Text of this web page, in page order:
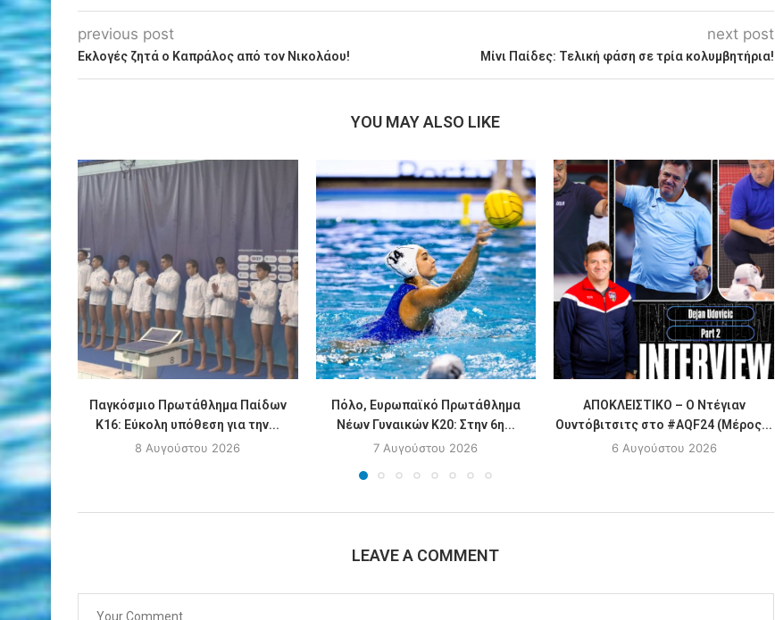
previous post
Εκλογές ζητά ο Καπράλος από τον Νικολάου!
next post
Μίνι Παίδες: Τελική φάση σε τρία κολυμβητήρια!
YOU MAY ALSO LIKE
Παγκόσμιο Πρωτάθλημα Παίδων
Κ16: Εύκολη υπόθεση για την...
8 Αυγούστου 2026
Πόλο, Ευρωπαϊκό Πρωτάθλημα
Νέων Γυναικών Κ20: Στην 6η...
7 Αυγούστου 2026
ΑΠΟΚΛΕΙΣΤΙΚΟ – Ο Ντέγιαν
Ουντόβιτσιτς στο #AQF24 (Μέρος...
6 Αυγούστου 2026
LEAVE A COMMENT